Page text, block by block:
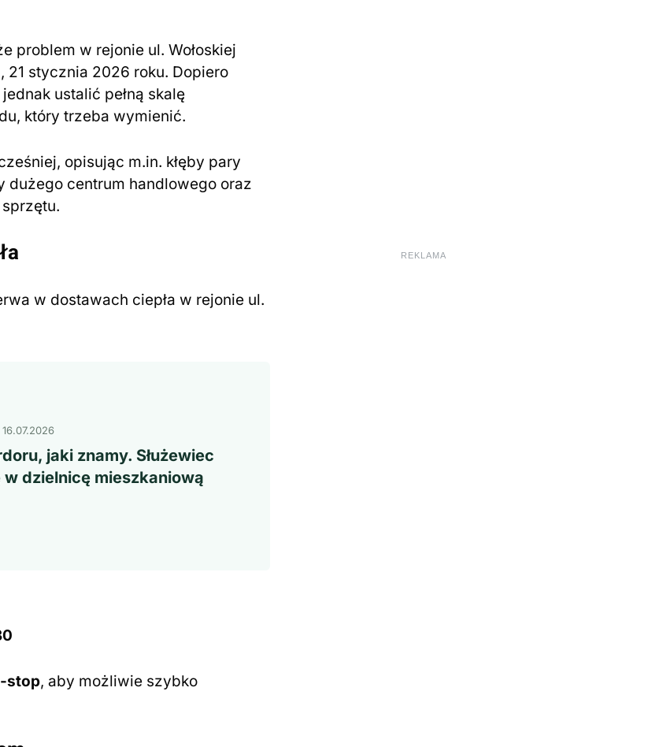
problem w rejonie ul. Wołoskiej
21 stycznia 2026 roku. Dopiero
ustalić pełną skalę
który trzeba wymienić.
opisując m.in. kłęby pary
dużego centrum handlowego oraz
w dostawach ciepła w rejonie ul.
16.07.2026
jaki znamy. Służewiec
w dzielnicę mieszkaniową
stop, aby możliwie szybko
REKLAMA